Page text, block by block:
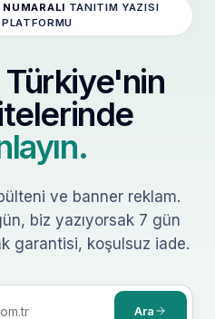
NUMARALI TANITIM YAZISI
PLATFORMU
Türkiye'nin
bülteni ve banner reklam.
biz yazıyorsak 7 gün
garantisi, koşulsuz iade.
Ara